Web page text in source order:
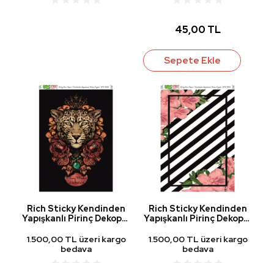
45,00 TL
Sepete Ekle
Rich Sticky Kendinden
Yapışkanlı Pirinç Dekopaj
1.500,00 TL üzeri kargo
bedava
Rich Sticky Kendinden
Yapışkanlı Pirinç Dekopaj
1.500,00 TL üzeri kargo
bedava